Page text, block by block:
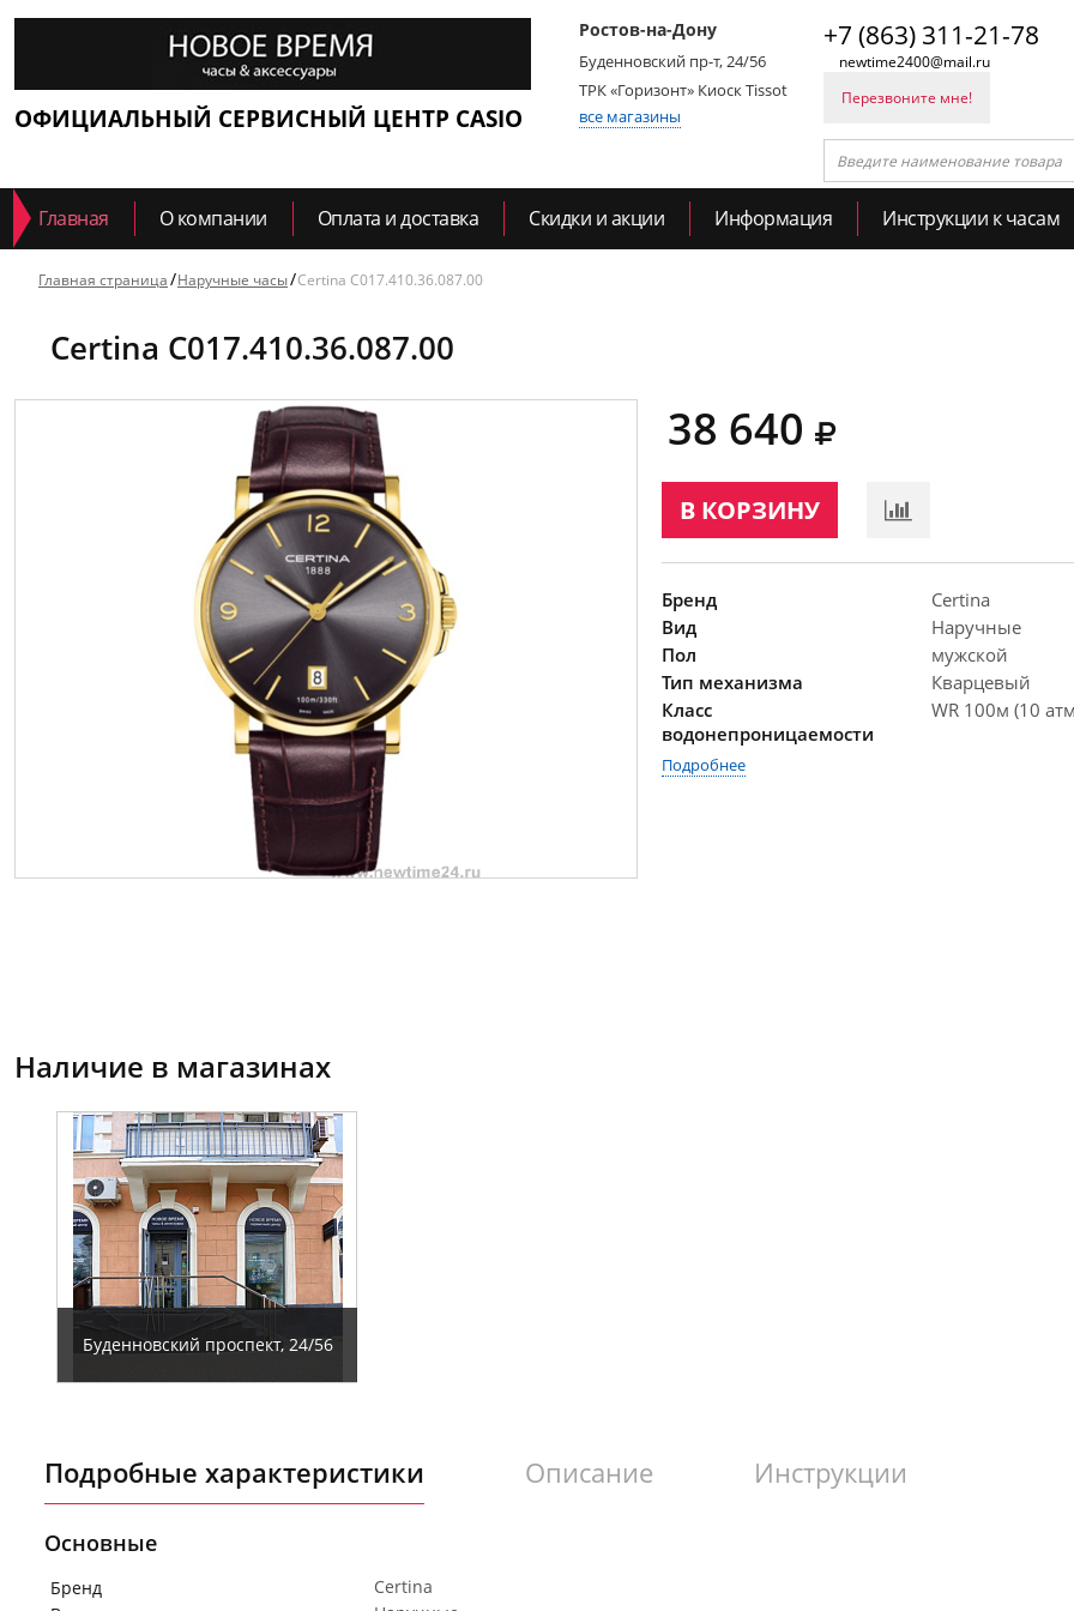
ОФИЦИАЛЬНЫЙ СЕРВИСНЫЙ ЦЕНТР CASIO
Ростов-на-Дону
Буденновский пр-т, 24/56
ТРК «Горизонт» Киоск Tissot
все магазины
+7 (863) 311-21-78
newtime2400@mail.ru
Перезвоните мне!
Главная О компании Оплата и доставка Скидки и акции Информация Инструкции к часам
Главная страница Наручные часы Certina C017.410.36.087.00
Certina C017.410.36.087.00
38 640
В КОРЗИНУ
Бренд
Certina
Вид
Наручные
Пол
мужской
Тип механизма
Кварцевый
Класс
водонепроницаемости
WR 100м (10
Подробнее
Наличие в магазинах
Буденновский проспект, 24/56
Подробные характеристики Описание Инструкции
Основные
Бренд
Certina